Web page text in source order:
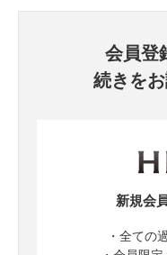
会員登
続きを
新規会
・全ての